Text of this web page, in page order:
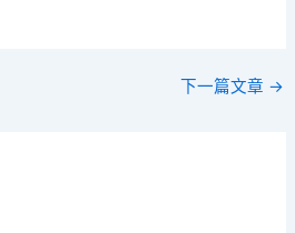
下一篇文章 →